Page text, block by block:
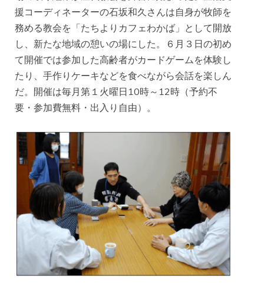
援コーディネーターの石坂和久さんは自身が牧師を
務める教会を「たちよりカフェわかば」として開放
し、新たな地域の憩いの場にした。６月３日の初め
て開催では参加した高齢者がカードゲームを体験し
たり、手作りケーキなどを食べながら会話を楽しん
だ。開催は毎月第１火曜日10時～12時（予約不
要・参加費無料・出入り自由）。